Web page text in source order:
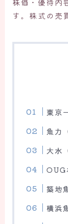
す。株式の売
東京
魚力
大水
OUG
築地
横浜